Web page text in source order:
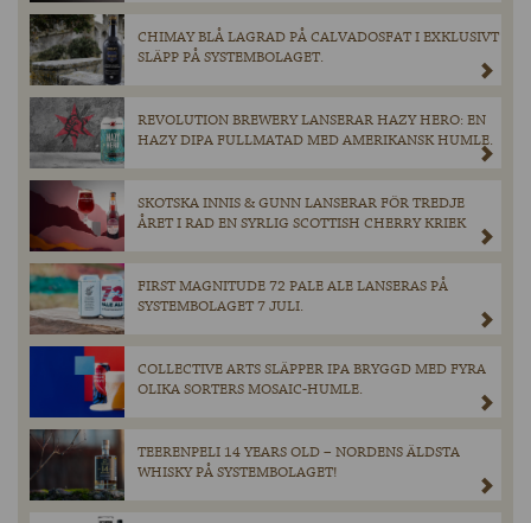
CHIMAY BLÅ LAGRAD PÅ CALVADOSFAT I EXKLUSIVT
SLÄPP PÅ SYSTEMBOLAGET.
REVOLUTION BREWERY LANSERAR HAZY HERO: EN
HAZY DIPA FULLMATAD MED AMERIKANSK HUMLE.
SKOTSKA INNIS & GUNN LANSERAR FÖR TREDJE
ÅRET I RAD EN SYRLIG SCOTTISH CHERRY KRIEK
FIRST MAGNITUDE 72 PALE ALE LANSERAS PÅ
SYSTEMBOLAGET 7 JULI.
COLLECTIVE ARTS SLÄPPER IPA BRYGGD MED FYRA
OLIKA SORTERS MOSAIC-HUMLE.
TEERENPELI 14 YEARS OLD – NORDENS ÄLDSTA
WHISKY PÅ SYSTEMBOLAGET!